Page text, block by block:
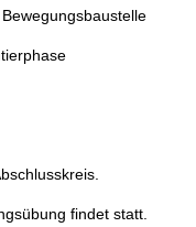
findet statt.